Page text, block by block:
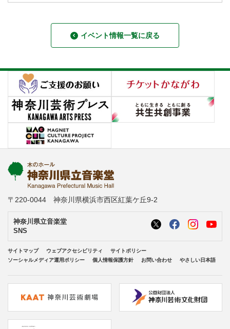
イベント情報一覧に戻る
〒220-0044 神奈川県横浜市西区紅葉ケ丘9-2
神奈川県立音楽堂
SNS
サイトマップ ウェブアクセシビリティ
サイトポリシー
ソーシャルメディア運用ポリシー
個人情報保護方針 お問い合わせ やさしい日本語